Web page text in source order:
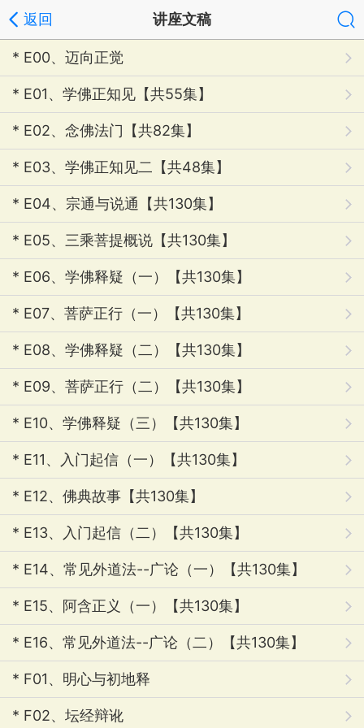
返回 讲座文稿
* E00、迈向正觉
* E01、学佛正知见【共55集】
* E02、念佛法门【共82集】
* E03、学佛正知见二【共48集】
* E04、宗通与说通【共130集】
* E05、三乘菩提概说【共130集】
* E06、学佛释疑（一）【共130集】
* E07、菩萨正行（一）【共130集】
* E08、学佛释疑（二）【共130集】
* E09、菩萨正行（二）【共130集】
* E10、学佛释疑（三）【共130集】
* E11、入门起信（一）【共130集】
* E12、佛典故事【共130集】
* E13、入门起信（二）【共130集】
* E14、常见外道法--广论（一）【共130集】
* E15、阿含正义（一）【共130集】
* E16、常见外道法--广论（二）【共130集】
* F01、明心与初地释
* F02、坛经辩讹